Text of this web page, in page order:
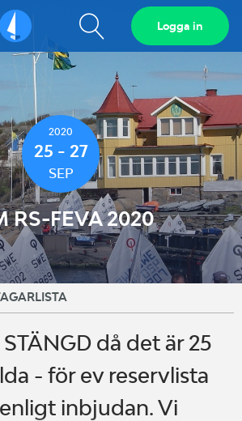
Sailarena Visa
sökfält
Logga in
2020
25 - 27
SEP
RS-FEVA 2020
då det är 25
- för ev reservlista
inbjudan. Vi